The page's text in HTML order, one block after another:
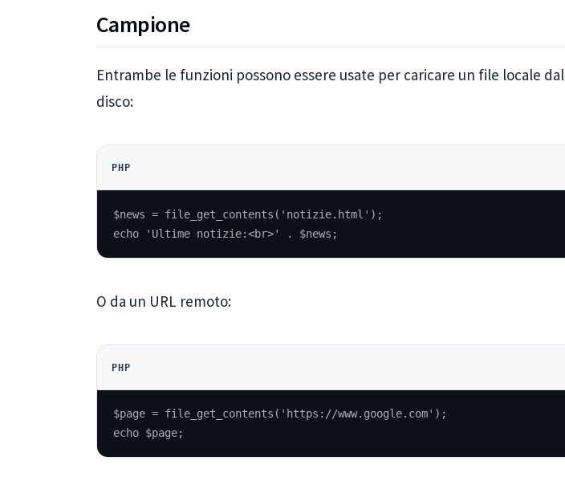
Campione
Entrambe le funzioni possono essere usate per caricare un file locale dal
disco:
PHP
$news = file_get_contents('notizie.html');
echo 'Ultime notizie:<br>' . $news;
O da un URL remoto:
PHP
$page = file_get_contents('https://www.google.com');
echo $page;